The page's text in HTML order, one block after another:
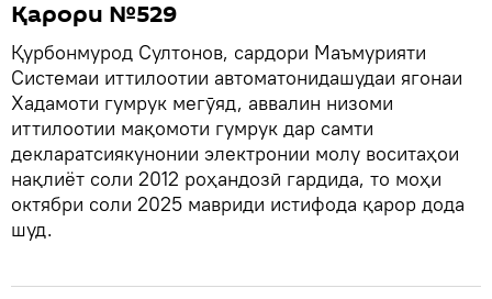
Қарори №529
Қурбонмурод Султонов, сардори Маъмурияти
Системаи иттилоотии автоматонидашудаи ягонаи
Хадамоти гумрук мегӯяд, аввалин низоми
иттилоотии мақомоти гумрук дар самти
декларатсиякунонии электронии молу воситаҳои
нақлиёт соли 2012 роҳандозӣ гардида, то моҳи
октябри соли 2025 мавриди истифода қарор дода
шуд.